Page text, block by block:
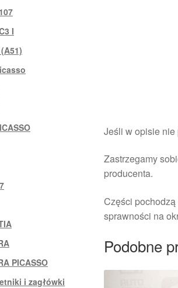
Jeśli w opisie nie
Zastrzegamy
producenta.
Części
sprawności na
Podobne
I
PICASSO
i zagłówki